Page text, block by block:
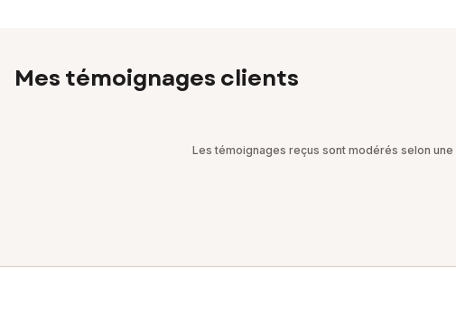
Mes témoignages clients
Les témoignages reçus sont modérés selon